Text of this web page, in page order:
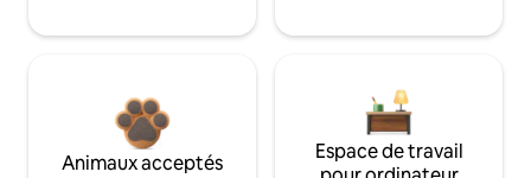
Animaux acceptés
Espace de travail